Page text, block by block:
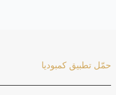
حمّل تطبيق كمبوديا